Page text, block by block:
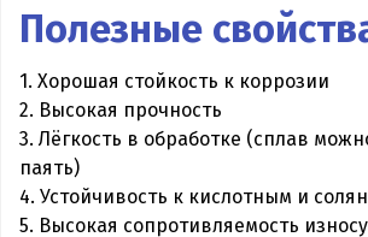
Полезные
1. Хорошая стойкость к коррозии
2. Высокая прочность
3. Лёгкость в обработке (сплав
паять)
4. Устойчивость к кислотным и
5. Высокая сопротивляемость износу